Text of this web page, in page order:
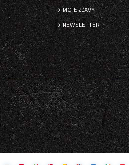
MOJE ZĽAVY
NEWSLETTER